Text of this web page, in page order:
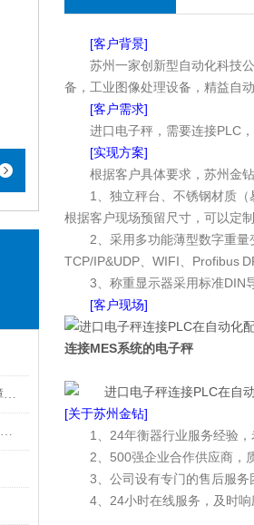
学校食堂智慧秤 强化安全追溯，保障饮食安全
生鲜智能分拣秤在智慧农贸菜市场的应用
[客户背景]
苏州一家创新型自动化科技
备，工业图像处理设备，精益自
[客户需求]
进口电子秤，需要连接PLC
[实现方案]
根据客户具体要求，苏州金
1、独立秤台、不锈钢材质
根据客户现场预留尺寸，可以定
2、采用多功能薄型数字重
TCP/IP&UDP、WIFI、Profibus
3、称重显示器采用标准DIN
[客户现场]
连接MES系统的电子秤
[关于苏州金钻]
1、24年衡器行业服务经验
2、500强企业合作供应商，
3、公司设有专门的售后服
4、24小时在线服务，及时响